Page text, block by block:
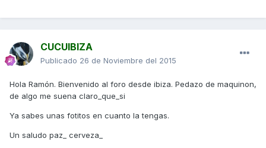
CUCUIBIZA
Publicado 26 de Noviembre del 2015
Hola Ramón. Bienvenido al foro desde ibiza. Pedazo de maquinon,
de algo me suena claro_que_si
Ya sabes unas fotitos en cuanto la tengas.
Un saludo paz_ cerveza_